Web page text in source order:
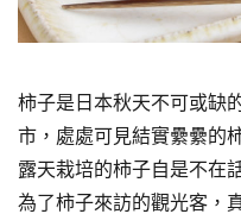
柿子是日本秋天不可或缺
市，處處可見結實纍纍的
露天栽培的柿子自是不在
為了柿子來訪的觀光客，